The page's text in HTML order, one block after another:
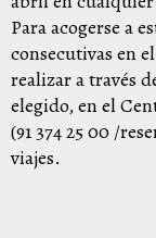
Para acogerse a
consecutivas en
realizar a través
elegido, en el
(91 374 25 00 /
viajes.